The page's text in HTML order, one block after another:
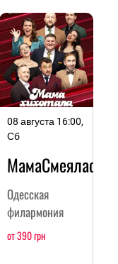
08 августа 16:00,
Сб
МамаСмеялась
Одесская
филармония
от 390 грн